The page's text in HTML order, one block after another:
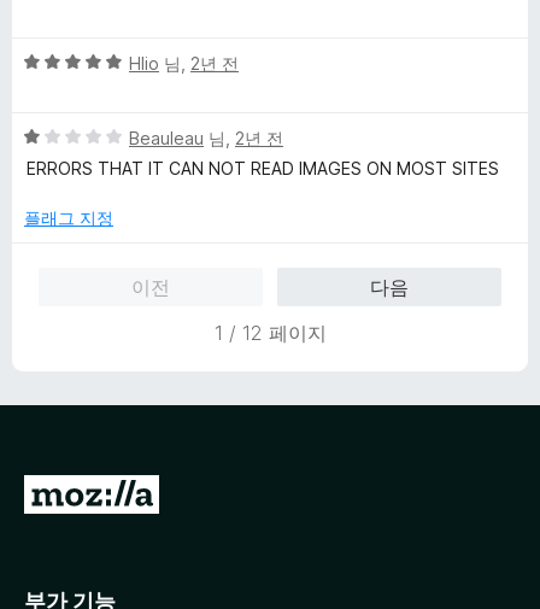
점
점
5
점
에
점
Hlio 님, 2년 전
5
점
점
Beauleau 님, 2년 전
ERRORS THAT IT CAN NOT READ IMAGES ON MOST SITES
플래그 지정
이전
다음
1 / 12 페이지
M
부가 기능